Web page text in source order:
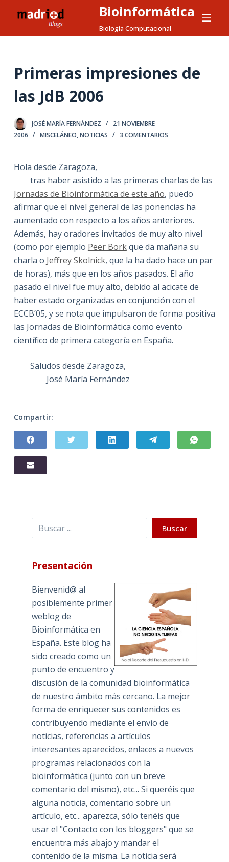
l
o
e
d
o
Bioinformática
Biología Computacional
Primeras impresiones de
las JdB 2006
JOSÉ MARÍA FERNÁNDEZ
21 NOVIEMBRE
2006
MISCELÁNEO,NOTICIAS 3 COMENTARIOS
Hola desde Zaragoza,
tras haber asistido a las primeras charlas de las
Jornadas de Bioinformática de este año, puedo
afirmar que el nivel general de las ponencias ha
aumentado con respecto a los años anteriores.
Además, hay oradores invitados de muy alto nivel
(como por ejemplo Peer Borkque da mañana su
charla o Jeffrey Skolnick, que la ha dado hace un par
de horas), más que en los años pasados. El año
pasado el nivel fue muy alto, debido al acicate de
haber estado organizadas en conjunción con el
ECCB’05, y se nota que impulsaron de forma positiva
las Jornadas de Bioinformática como evento
científico de primera categoría en España.
Saludos desde Zaragoza,
José María Fernández
Compartir:
Buscar Buscar
Presentación
Bienvenid@ al
posiblemente primer
weblog de
Bioinformática en
España. Este blog ha
sido creado como un
punto de encuentro y
discusión de la comunidad bioinformática
de nuestro ámbito más cercano. La mejor
forma de enriquecer sus contenidos es
contribuyendo mediante el envío de
noticias, referencias a artículos
interesantes aparecidos, enlaces a nuevos
programas relacionados con la
bioinformática (junto con un breve
comentario del mismo), etc... Si queréis que
alguna noticia, comentario sobre un
artículo, etc... aparezca, sólo tenéis que
usar el "Contacto con los bloggers" que se
encuentra más abajo y mandar el
contenido de la misma. La noticia será